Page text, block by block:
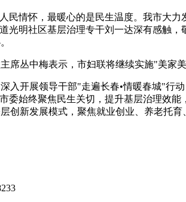
民情怀，最暖心的是民生温度。我市大
光明社区基层治理专干刘一达深有感触
席丛中梅表示，市妇联将继续实施"美家
入开展领导干部"走遍长春•情暖春城"行
委始终聚焦民生关切，提升基层治理效
创新发展模式，聚焦就业创业、养老托育